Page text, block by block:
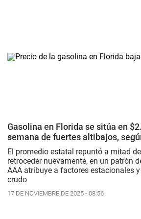
Gasolina en Florida se sitúa en
semana de fuertes altibajos,
El promedio estatal repuntó a mitad
retroceder nuevamente, en un patrón
AAA atribuye a factores estacionales
crudo
17 DE NOVIEMBRE DE 2025 - 08:56